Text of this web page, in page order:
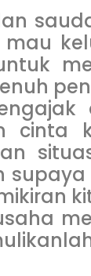
cinta